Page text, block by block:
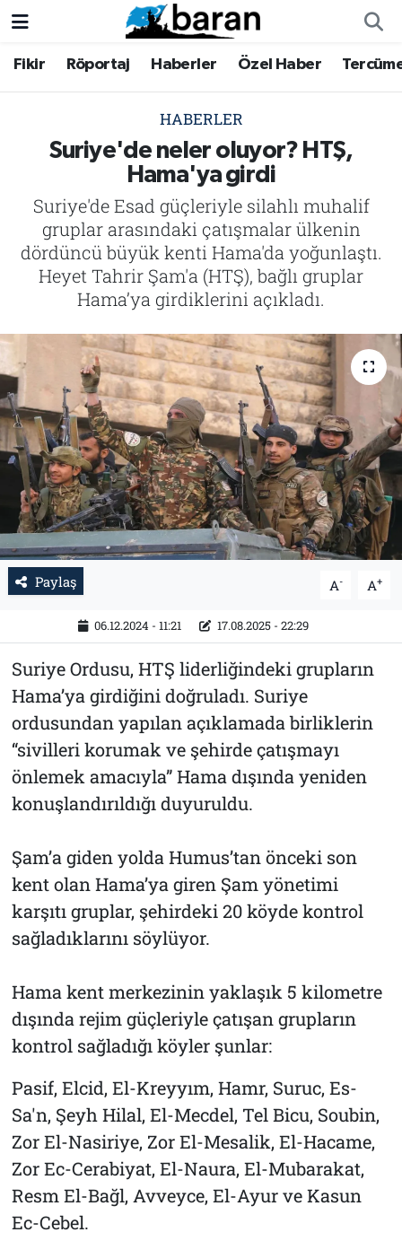
Fikir Röportaj Haberler Özel Haber
HABERLER
Suriye'de neler oluyor? HTŞ,
Hama'ya girdi
Suriye'de Esad güçleriyle silahlı muhalif
gruplar arasındaki çatışmalar ülkenin
dördüncü büyük kenti Hama'da yoğunlaştı.
Heyet Tahrir Şam'a (HTŞ), bağlı gruplar
Hama’ya girdiklerini açıkladı.
Paylaş A- A+
06.12.2024 - 11:21 17.08.2025 - 22:29
Suriye Ordusu, HTŞ liderliğindeki grupların
Hama’ya girdiğini doğruladı. Suriye
ordusundan yapılan açıklamada birliklerin
“sivilleri korumak ve şehirde çatışmayı
önlemek amacıyla” Hama dışında yeniden
konuşlandırıldığı duyuruldu.
Şam’a giden yolda Humus’tan önceki son
kent olan Hama’ya giren Şam yönetimi
karşıtı gruplar, şehirdeki 20 köyde kontrol
sağladıklarını söylüyor.
Hama kent merkezinin yaklaşık 5 kilometre
dışında rejim güçleriyle çatışan grupların
kontrol sağladığı köyler şunlar:
Pasif, Elcid, El-Kreyyım, Hamr, Suruc, Es-
Sa'n, Şeyh Hilal, El-Mecdel, Tel Bicu, Soubin,
Zor El-Nasiriye, Zor El-Mesalik, El-Hacame,
Zor Ec-Cerabiyat, El-Naura, El-Mubarakat,
Resm El-Bağl, Avveyce, El-Ayur ve Kasun
Ec-Cebel.
Fikir
Haberler
Özel Haber
Tercüme
İktibas
Büyük Doğu-İbda
Dergi
Tarih
Fikir
Haberler
Özel Haber
Tercüme
İktibas
Büyük Doğu-İbda
Dergi
İletişim
Künye
Nöbetçi Eczaneler
Trafik Durumu
Süper Lig Puan Durumu ve Fikstür
Tüm Manşetler
Son Dakika Haberleri
Haber Arşivi